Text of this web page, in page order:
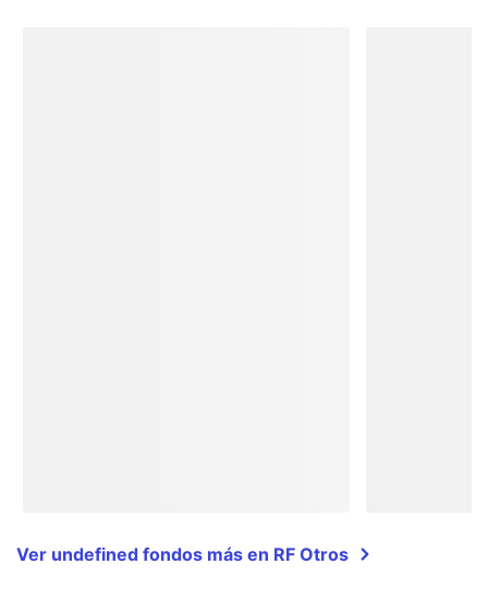
Ver undefined fondos más en RF Otros